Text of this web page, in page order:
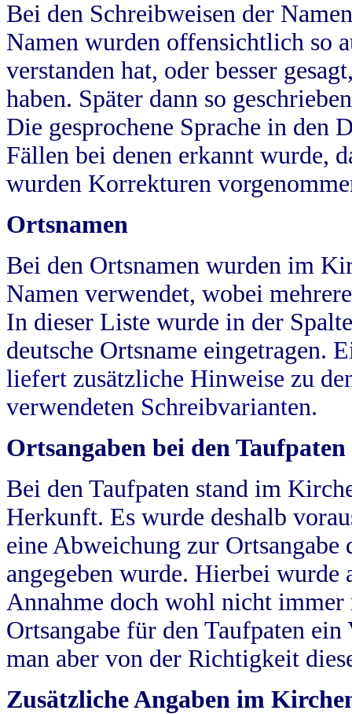
Bei den Schreibweisen der
Namen wurden offensichtlich so
verstanden hat, oder besser
haben. Später dann so
Die gesprochene Sprache in
Fällen bei denen erkannt wurde,
wurden Korrekturen
Ortsnamen
Bei den Ortsnamen wurden im
Namen verwendet, wobei
In dieser Liste wurde in der
deutsche Ortsname eingetragen.
liefert zusätzliche Hinweise zu
verwendeten Schreibvarianten.
Ortsangaben bei den Taufpaten
Bei den Taufpaten stand im
Herkunft. Es wurde deshalb
eine Abweichung zur
angegeben wurde. Hierbei wurde
Annahme doch wohl nicht
Ortsangabe für den Taufpaten
man aber von der Richtigkeit
Zusätzliche Angaben im